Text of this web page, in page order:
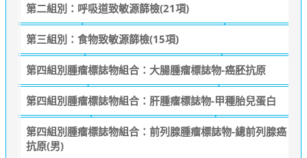
第二組別：呼吸道致敏源篩檢(21項)
第三組別：食物致敏源篩檢(15項)
第四組別腫瘤標誌物組合：大腸腫瘤標誌物-癌胚抗原
第四組別腫瘤標誌物組合：肝腫瘤標誌物-甲種胎兒蛋白
第四組別腫瘤標誌物組合：前列腺腫瘤標誌物-總前列腺癌
抗原(男)